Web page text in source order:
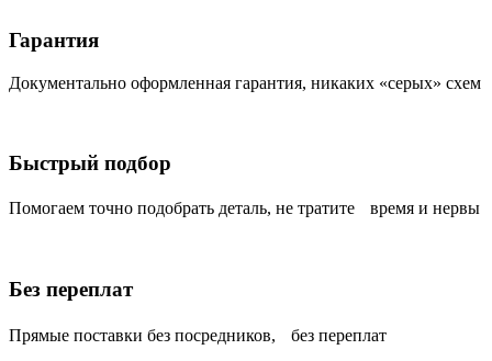
Гарантия
Документально оформленная гарантия, никаких «серых» схем
Быстрый подбор
Помогаем точно подобрать деталь, не тратите время и нервы
Без переплат
Прямые поставки без посредников, без переплат